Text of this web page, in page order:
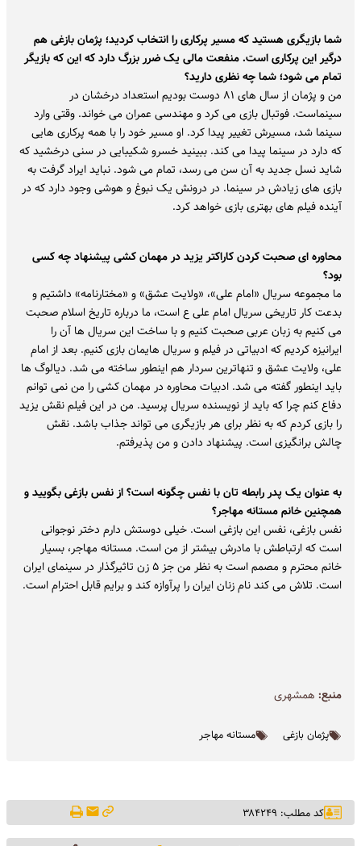
شما بازیگری هستید که مسیر پرکاری را انتخاب کردید؛ پژمان بازغی هم
درگیر این پرکاری است. منفعت مالی یک ضرر بزرگ دارد که این که بازیگر
تمام می شود؛ شما چه نظری دارید؟
من و پژمان از سال های ۸۱ دوست بودیم استعداد درخشان در
سینماست. فوتبال بازی می کرد و مهندسی عمران می خواند. وقتی وارد
سینما شد، مسیرش تغییر پیدا کرد. او مسیر خود را با همه پرکاری هایی
که دارد در سینما پیدا می کند. ببینید خسرو شکیبایی در سنی درخشید که
شاید نسل جدید به آن سن می رسد، تمام می شود. نباید ایراد گرفت به
بازی های زیادش در سینما. در درونش یک نبوغ و هوشی وجود دارد که در
آینده فیلم های بهتری بازی خواهد کرد.
محاوره ای صحبت کردن کاراکتر یزید در مهمان کشی پیشنهاد چه کسی
بود؟
ما مجموعه سریال «امام علی»، «ولایت عشق» و «مختارنامه» داشتیم و
بدعت کار تاریخی سریال امام علی ع است، ما درباره تاریخ اسلام صحبت
می کنیم به زبان عربی صحبت کنیم و با ساخت این سریال ها آن را
ایرانیزه کردیم که ادبیاتی در فیلم و سریال هایمان بازی کنیم. بعد از امام
علی، ولایت عشق و تنهاترین سردار هم اینطور ساخته می شد. دیالوگ ها
باید اینطور گفته می شد. ادبیات محاوره در مهمان کشی را من نمی توانم
دفاع کنم چرا که باید از نویسنده سریال پرسید. من در این فیلم نقش یزید
را بازی کردم که به نظر برای هر بازیگری می تواند جذاب باشد. نقش
چالش برانگیزی است. پیشنهاد دادن و من پذیرفتم.
به عنوان یک پدر رابطه تان با نفس چگونه است؟ از نفس بازغی بگویید و
همچنین خانم مستانه مهاجر؟
نفس بازغی، نفس این بازغی است. خیلی دوستش دارم دختر نوجوانی
است که ارتباطش با مادرش بیشتر از من است. مستانه مهاجر، بسیار
خانم محترم و مصمم است به نظر من جز ۵ زن تاثیرگذار در سینمای ایران
است. تلاش می کند نام زنان ایران را پرآوازه کند و برایم قابل احترام است.
منبع: همشهری
پژمان بازغی مستانه مهاجر
کد مطلب: ۳۸۴۲۴۹